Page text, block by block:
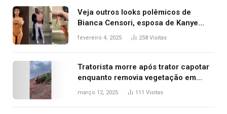
Veja outros looks polêmicos de
Bianca Censori, esposa de Kanye
West que apareceu nua no Grammy
fevereiro 4, 2025 258 Visitas
Tratorista morre após trator capotar
enquanto removia vegetação em
ribanceira de rodovia
março 12, 2025 111 Visitas